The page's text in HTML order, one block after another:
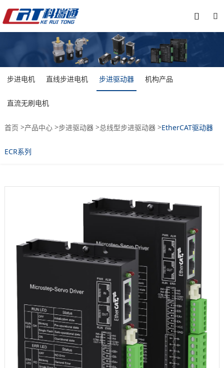


步进电机 直线步进电机 步进驱动器 机构产品
直流无刷电机
首页 >产品中心>步进驱动器>总线型步进驱动器>EtherCAT驱动器
ECR系列